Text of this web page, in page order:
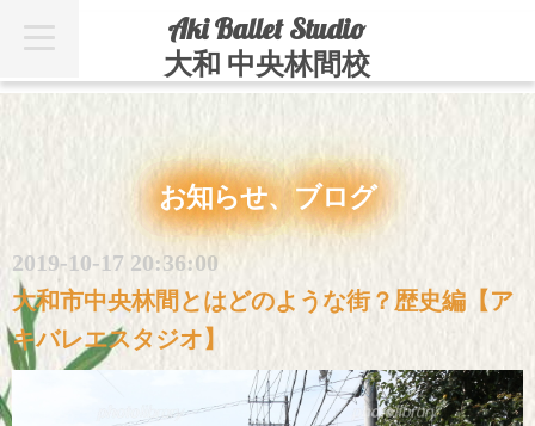
Aki Ballet Studio
大和 中央林間校
t
o
g
i
n
お知らせ、ブログ
2019-10-17 20:36:00
大和市中央林間とはどのような街？歴史編【ア
キバレエスタジオ】